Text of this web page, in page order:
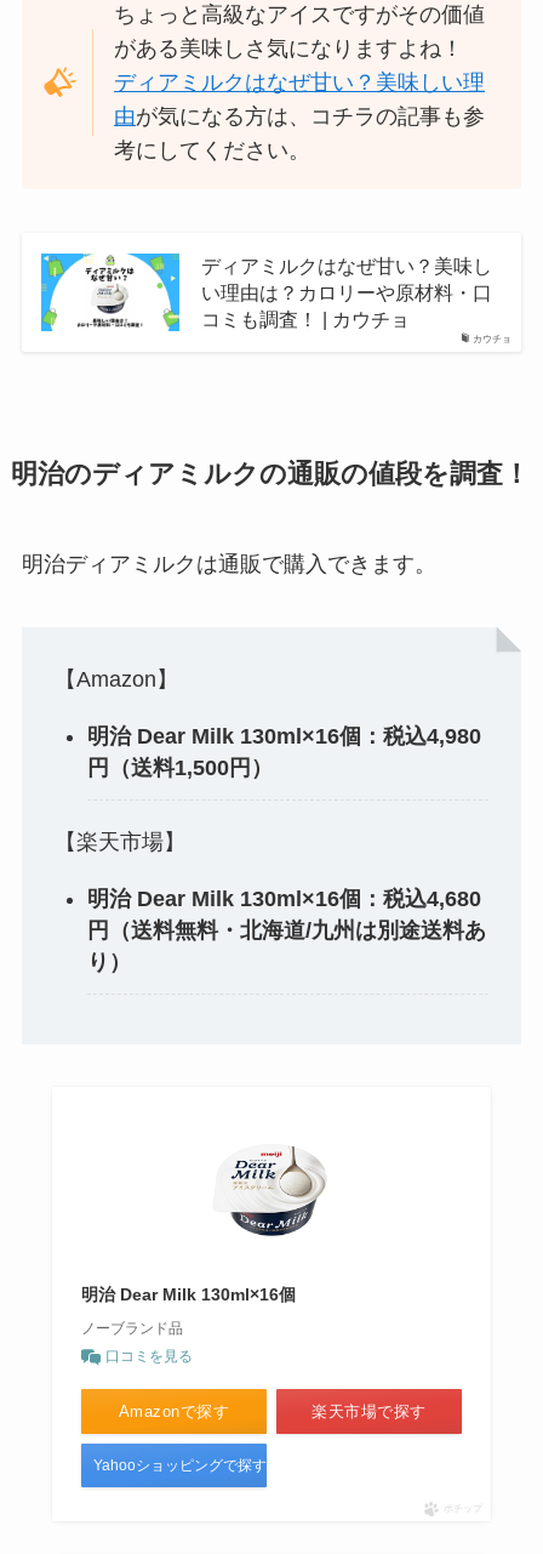
ちょっと高級なアイスですがその価値
がある美味しさ気になりますよね！
ディアミルクはなぜ甘い？美味しい理
由が気になる方は、コチラの記事も参
考にしてください。
カウチョ
ディアミルクはなぜ甘い？美味し
い理由は？カロリーや原材料・口
コミも調査！ | カウチョ
明治のディアミルクの通販の値段を調査！
明治ディアミルクは通販で購入できます。
【Amazon】
明治 Dear Milk 130ml×16個：税込4,980
円（送料1,500円）
【楽天市場】
明治 Dear Milk 130ml×16個：税込4,680
円（送料無料・北海道/九州は別途送料あ
り）
明治 Dear Milk 130ml×16個
ノーブランド品
口コミを見る
Amazonで探す 楽天市場で探す
Yahooショッピングで探す
ポチップ